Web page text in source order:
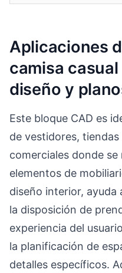
Aplicaciones
camisa
diseño y
Este bloque CAD es
de vestidores,
comerciales donde
elementos de
diseño interior, ayuda
la disposición de
experiencia del
la planificación de
detalles específicos.